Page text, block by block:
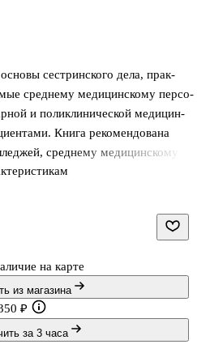
сестринского дела, прак­
среднему медицинскому персо­
и поликлинической медицин­
Книга рекомендована
среднему медицинскому
учреждений, слушателям
на карте
из магазина
₽
за 3 часа